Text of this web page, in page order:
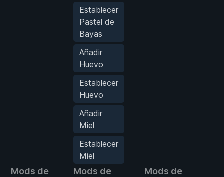
Establecer
Pastel de
Bayas
Añadir
Huevo
Establecer
Huevo
Añadir
Miel
Establecer
Miel
Mods de
Mods de
Mods de